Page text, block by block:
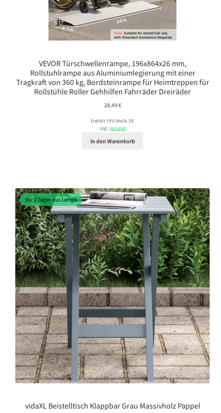
VEVOR Türschwellenrampe, 196x864x26 mm,
Rollstuhlrampe aus Aluminiumlegierung mit einer
Tragkraft von 360 kg, Bordsteinrampe für Heimtreppen für
Rollstühle Roller Gehhilfen Fahrräder Dreiräder
28,49€
Enthält 19% MwSt. DE
zzgl.Versand
In den Warenkorb
Vor 2 Tagen aus Lemgo
vidaXL Beistelltisch Klappbar Grau Massivholz Pappel